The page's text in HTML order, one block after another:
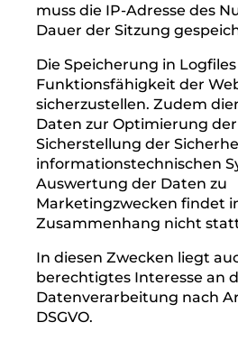
zusammen mit
personenbezogenen
2. Rechtsgrundlage für die
Datenverarbeitung
Rechtsgrundlage für die
Speicherung der Daten
Art. 6 Abs. 1 lit. f DSGVO.
3. Zweck der
Die vorübergehende
Adresse durch das System
um eine Auslieferung der
Rechner des Nutzers zu
muss die IP-Adresse des
Dauer der Sitzung